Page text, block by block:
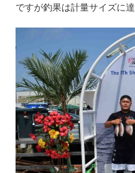
ですが釣果は計量サイズに達